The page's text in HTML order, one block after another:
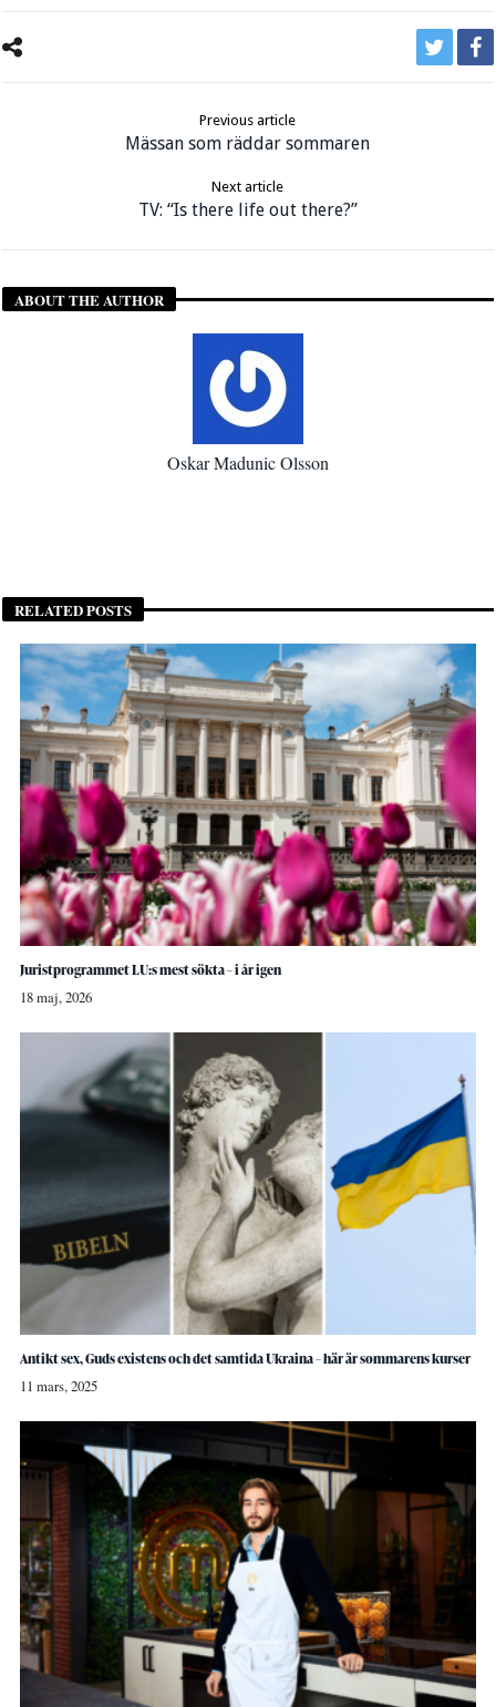
Previous article
Mässan som räddar sommaren
Next article
TV: “Is there life out there?”
ABOUT THE AUTHOR
Oskar Madunic Olsson
RELATED POSTS
Juristprogrammet LU:s mest sökta – i år igen
18 maj, 2026
Antikt sex, Guds existens och det samtida Ukraina – här är sommarens kurser
11 mars, 2025